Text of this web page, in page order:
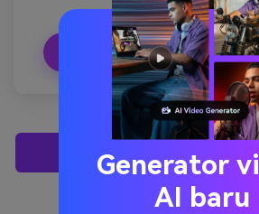
Menyalin. Membuat
Menghasilkan Sampul
Generator
AI baru